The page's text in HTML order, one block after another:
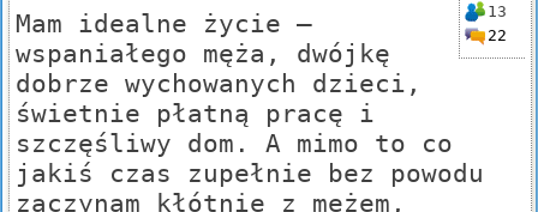
13
22
Mam idealne życie –
wspaniałego męża, dwójkę
dobrze wychowanych dzieci,
świetnie płatną pracę i
szczęśliwy dom. A mimo to co
jakiś czas zupełnie bez powodu
zaczynam kłótnie z mężem,